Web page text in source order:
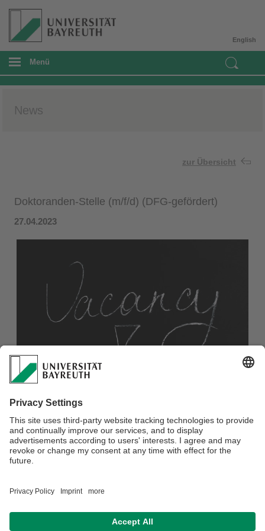
English
Menü
News
zur Übersicht
Doktoranden-Stelle (m/f/d) (DFG-gefördert)
27.04.2023
Die Arbeitsgruppe Soziologie Afrikas hat die folgende Stelle
zu besetzen:
Doktorandenstelle (m/w/d) im DFG-geförderten
Forschungsprojekt “Practices of Legitimation by companies
and NGOs in Kenya/Tanzania”
erwünschten Qualifikationen und den Bewerbungsmodus!